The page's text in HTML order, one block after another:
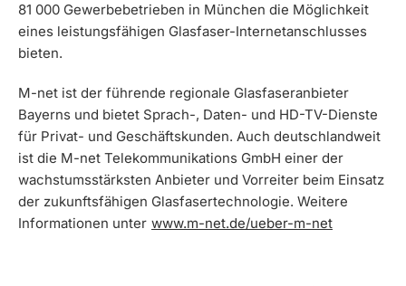
81 000 Gewerbebetrieben in München die Möglichkeit
eines leistungsfähigen Glasfaser-Internetanschlusses
bieten.
M-net ist der führende regionale Glasfaseranbieter
Bayerns und bietet Sprach-, Daten- und HD-TV-Dienste
für Privat- und Geschäftskunden. Auch deutschlandweit
ist die M-net Telekommunikations GmbH einer der
wachstumsstärksten Anbieter und Vorreiter beim Einsatz
der zukunftsfähigen Glasfasertechnologie. Weitere
Informationen unter www.m-net.de/ueber-m-net